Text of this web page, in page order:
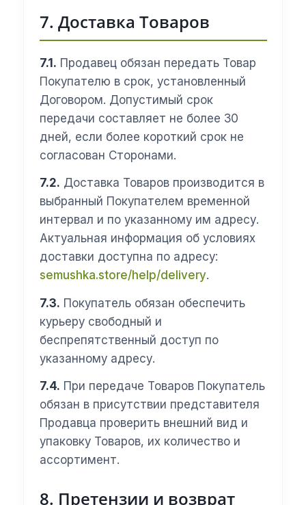
7. Доставка Товаров
7.1. Продавец обязан передать Товар
Покупателю в срок, установленный
Договором. Допустимый срок
передачи составляет не более 30
дней, если более короткий срок не
согласован Сторонами.
7.2. Доставка Товаров производится в
выбранный Покупателем временной
интервал и по указанному им адресу.
Актуальная информация об условиях
доставки доступна по адресу:
semushka.store/help/delivery.
7.3. Покупатель обязан обеспечить
курьеру свободный и
беспрепятственный доступ по
указанному адресу.
7.4. При передаче Товаров Покупатель
обязан в присутствии представителя
Продавца проверить внешний вид и
упаковку Товаров, их количество и
ассортимент.
8. Претензии и возврат